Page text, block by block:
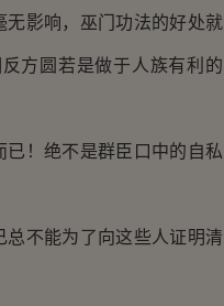
影响，巫门功法的好处就
方圆若是做于人族有利的
！绝不是群臣口中的自私
不能为了向这些人证明清